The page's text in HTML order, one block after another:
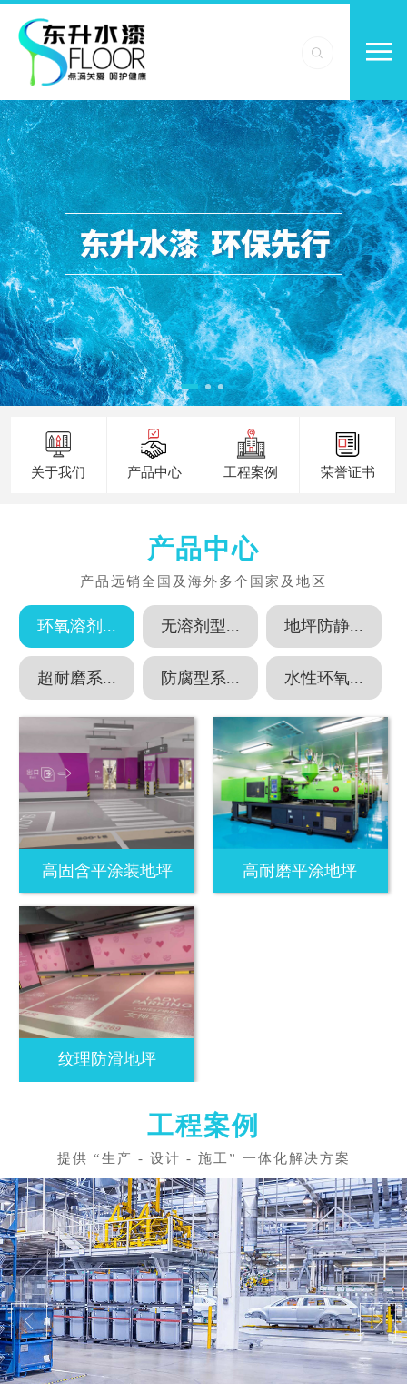
关于我们 产品中心 工程案例 荣誉证书
产品中心
环氧溶剂... 无溶剂型... 地坪防静...
超耐磨系... 防腐型系... 水性环氧...
高固含平涂装地坪 高耐磨平涂地坪
纹理防滑地坪
工程案例